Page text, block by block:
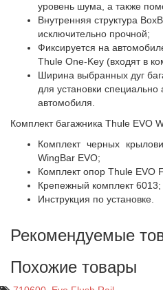
уровень шума, а также
Внутренняя структура
исключительно прочной;
Фиксируется на
Thule One-Key (входят в
Ширина выбранных дуг
для установки
автомобиля.
Комплект багажника Thule EVO
Комплект черных
WingBar EVO;
Комплект опор Thule EVO
Крепежный комплект 6013;
Инструкция по установке.
Рекомендуемые
Похожие товары